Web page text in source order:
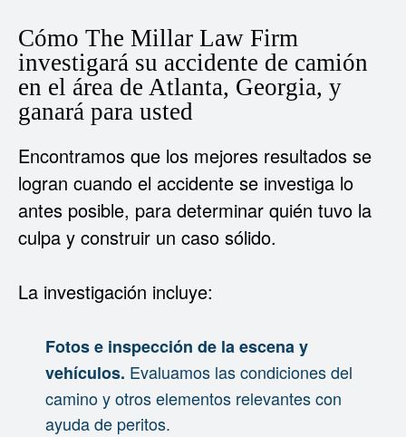
Cómo The Millar Law Firm
investigará su accidente de camión
en el área de Atlanta, Georgia, y
ganará para usted
Encontramos que los mejores resultados se
logran cuando el accidente se investiga lo
antes posible, para determinar quién tuvo la
culpa y construir un caso sólido.
La investigación incluye:
Fotos e inspección de la escena y
vehículos. Evaluamos las condiciones del
camino y otros elementos relevantes con
ayuda de peritos.